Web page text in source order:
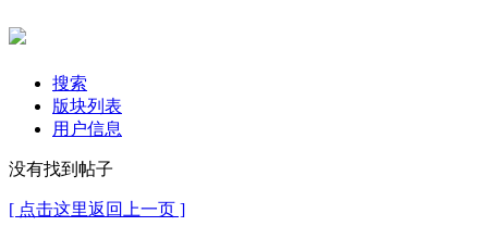
搜索
版块列表
用户信息
没有找到帖子
[ 点击这里返回上一页 ]